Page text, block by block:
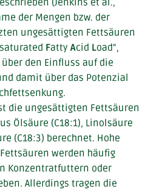
(Jenkins et al.,
der Mengen bzw. der
ungesättigten Fettsäuren
Fatty Acid Load“,
über den Einfluss auf die
damit über das Potenzial
die ungesättigten Fettsäuren
Ölsäure (C18:1), Linolsäure
(C18:3) berechnet. Hohe
werden häufig
Konzentratfuttern oder
Allerdings tragen die